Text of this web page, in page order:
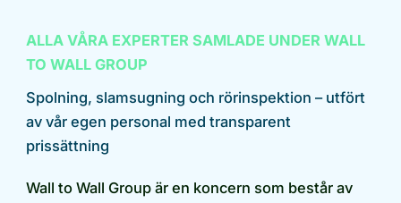
ALLA VÅRA EXPERTER SAMLADE UNDER WALL
TO WALL GROUP
Spolning, slamsugning och rörinspektion – utfört
av vår egen personal med transparent
prissättning
Wall to Wall Group är en koncern som består av